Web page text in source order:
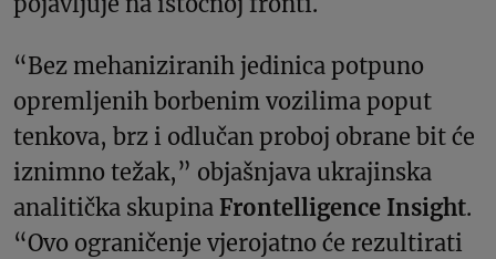
“Bez mehaniziranih jedinica potpuno
opremljenih borbenim vozilima poput
tenkova, brz i odlučan proboj obrane bit će
iznimno težak,” objašnjava ukrajinska
analitička skupina Frontelligence Insight.
“Ovo ograničenje vjerojatno će rezultirati